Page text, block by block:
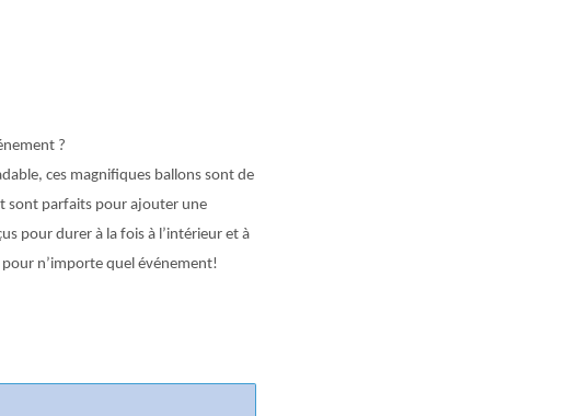
?
ces magnifiques ballons sont de
sont parfaits pour ajouter une
pour durer à la fois à l’intérieur et à
pour n’importe quel événement!